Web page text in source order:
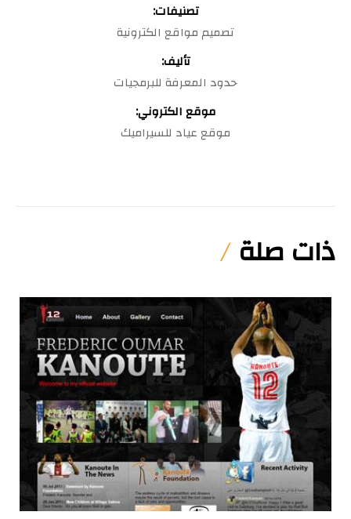
تصنيفات:
تصميم مواقع الكترونية
تأليف:
حدود المعرفة للبرمجيات
موقع الكتروني:
موقع عياد للسيراميك
ذات صلة/